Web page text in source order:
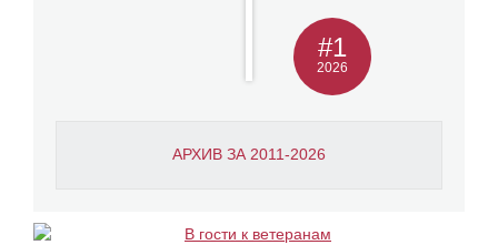
АРХИВ ЗА 2011-2026
#1
2026